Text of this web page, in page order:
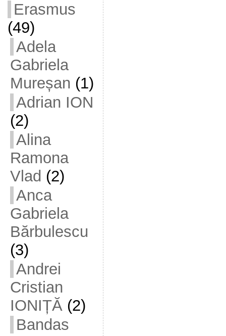
Erasmus
(49)
Adela
Gabriela
Mureșan (1)
Adrian ION
(2)
Alina
Ramona
Vlad (2)
Anca
Gabriela
Bărbulescu
(3)
Andrei
Cristian
IONIȚĂ(2)
Bandas